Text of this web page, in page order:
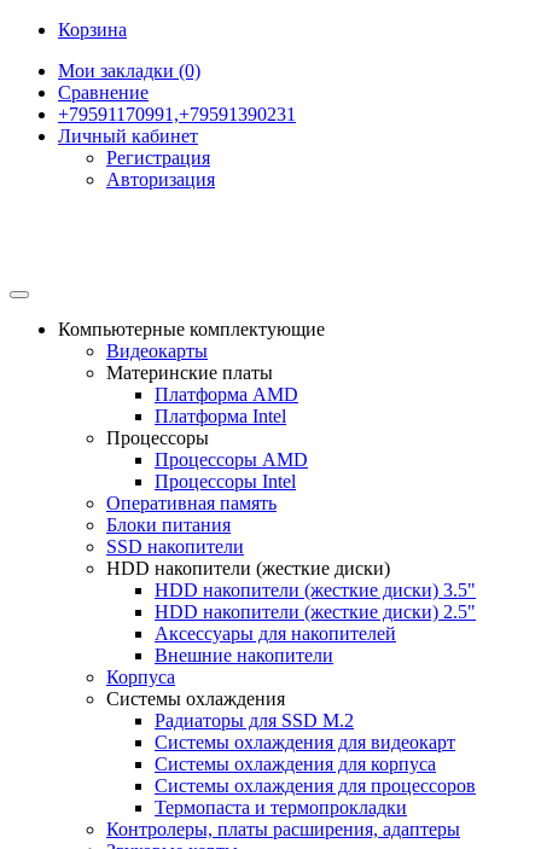
Корзина
Мои закладки (0)
Сравнение
+79591170991,+79591390231
Личный кабинет
Регистрация
Авторизация
Компьютерные комплектующие
Видеокарты
Материнские платы
Платформа AMD
Платформа Intel
Процессоры
Процессоры AMD
Процессоры Intel
Оперативная память
Блоки питания
SSD накопители
HDD накопители (жесткие диски)
HDD накопители (жесткие диски) 3.5"
HDD накопители (жесткие диски) 2.5"
Аксессуары для накопителей
Внешние накопители
Корпуса
Системы охлаждения
Радиаторы для SSD M.2
Системы охлаждения для видеокарт
Системы охлаждения для корпуса
Системы охлаждения для процессоров
Термопаста и термопрокладки
Контролеры, платы расширения, адаптеры